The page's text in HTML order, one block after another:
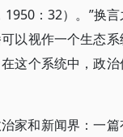
：32）。”换
以视作一个生态
这个系统中，政
家和新闻界：一